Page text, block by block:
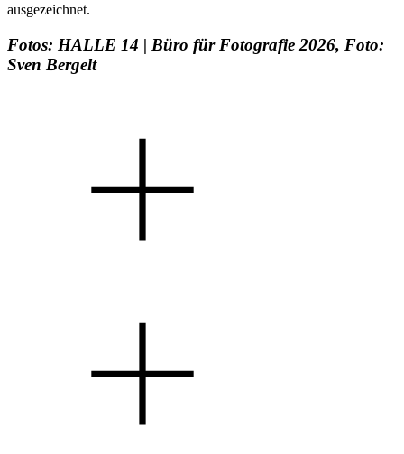
ausgezeichnet.
Fotos: HALLE 14 | Büro für Fotografie 2026, Foto:
Sven Bergelt